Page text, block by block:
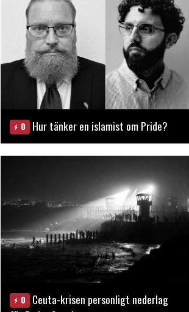
0 Hur tänker en islamist om Pride?
0
Ceuta-krisen personligt nederlag